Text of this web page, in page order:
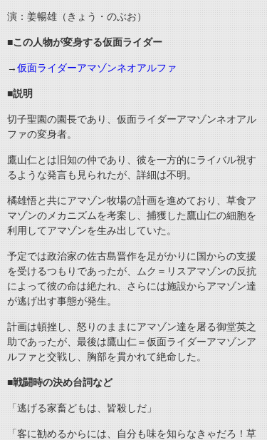
演：姜暢雄（きょう・のぶお）
■この人物が変身する仮面ライダー
→仮面ライダーアマゾンネオアルファ
■説明
切子聖園の園長であり、仮面ライダーアマゾンネオアル
ファの変身者。
鷹山仁とは旧知の仲であり、彼を一方的にライバル視す
るような発言も見られたが、詳細は不明。
橘雄悟と共にアマゾン牧場の計画を進めており、草食ア
マゾンのメカニズムを考案し、捕獲した鷹山仁の細胞を
利用してアマゾンを生み出していた。
予定では政治家の佐古島晋作を足がかりに国からの支援
を受けるつもりであったが、ムク＝リスアマゾンの反抗
によって彼の命は絶たれ、さらには施設からアマゾン達
が逃げ出す事態が発生。
計画は頓挫し、怒りのままにアマゾン達を屠る御堂英之
助であったが、最後は鷹山仁＝仮面ライダーアマゾンア
ルファと交戦し、胸部を貫かれて絶命した。
■戦闘時の決め台詞など
「逃げる家畜どもは、皆殺しだ」
「客に勧めるからには、自分も味を知らなきゃだろ！草